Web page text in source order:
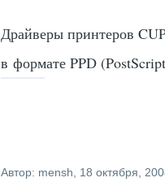
Драйверы принтеров
в формате PPD
Автор: mensh, 18 октября,